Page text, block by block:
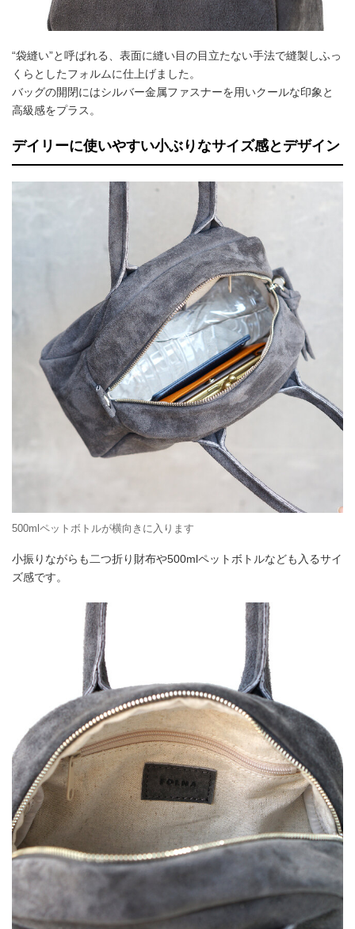
“袋縫い”と呼ばれる、表面に縫い目の目立たない手法で縫製しふっ
くらとしたフォルムに仕上げました。
バッグの開閉にはシルバー金属ファスナーを用いクールな印象と
高級感をプラス。
デイリーに使いやすい小ぶりなサイズ感とデザイン
500mlペットボトルが横向きに入ります
小振りながらも二つ折り財布や500mlペットボトルなども入るサイ
ズ感です。